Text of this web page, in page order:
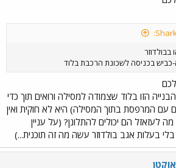
בכניסה לשכונת הרכבת בלוד
הזו בלוד שצמודה למסילה ורואים תוך כדי
עם המרפסת בתוך המסילה) היא לא חוקית ואין
לעזאזל הם יכולים להתלונן? (על עניין
בעלות אגב בולדוזר עשה מה זה תוכנית...)